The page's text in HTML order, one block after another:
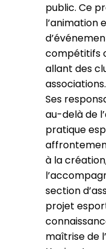
public. Ce
l’animation
compétitifs
allant des
associations.
Ses
au-delà de
pratique
à la
section
projet
maîtrise de